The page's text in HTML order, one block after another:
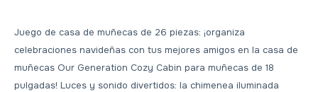
Juego de casa de muñecas de 26 piezas: ¡organiza
celebraciones navideñas con tus mejores amigos en la casa de
muñecas Our Generation Cozy Cabin para muñecas de 18
pulgadas! Luces y sonido divertidos: la chimenea iluminada